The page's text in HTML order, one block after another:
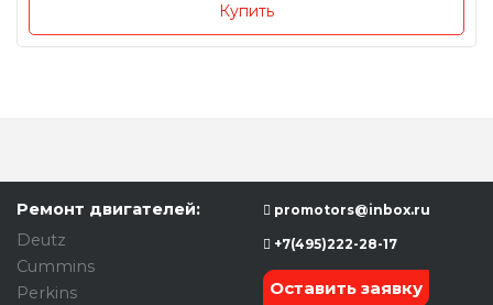
Купить
Ремонт двигателей:
Deutz
Cummins
Perkins
promotors@inbox.ru
+7(495)222-28-17
Оставить заявку